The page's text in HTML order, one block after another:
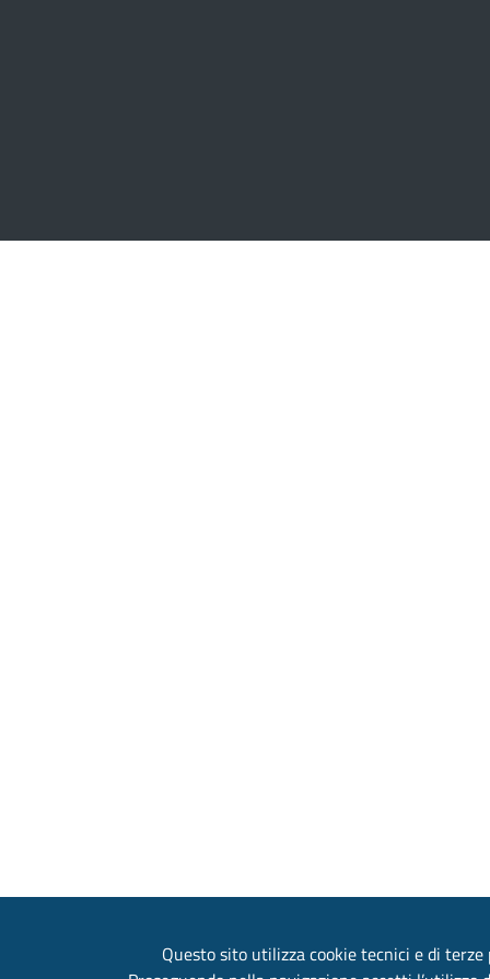
Questo sito utilizza cookie tecnici e di terze